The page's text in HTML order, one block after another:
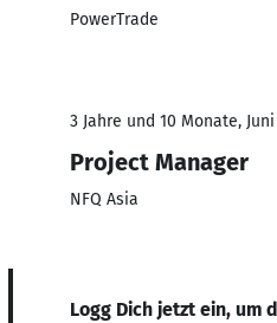
PowerTrade
3 Jahre und 10 Monate,
Project Manager
NFQ Asia
Logg Dich jetzt ein, um